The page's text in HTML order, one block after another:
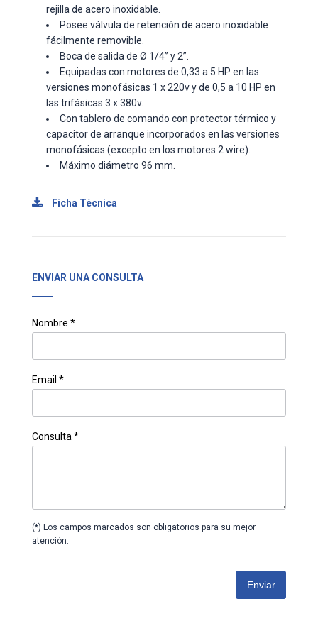
rejilla de acero inoxidable.
Posee válvula de retención de acero inoxidable
fácilmente removible.
Boca de salida de Ø 1/4” y 2”.
Equipadas con motores de 0,33 a 5 HP en las
versiones monofásicas 1 x 220v y de 0,5 a 10 HP en
las trifásicas 3 x 380v.
Con tablero de comando con protector térmico y
capacitor de arranque incorporados en las versiones
monofásicas (excepto en los motores 2 wire).
Máximo diámetro 96 mm.
Ficha Técnica
ENVIAR UNA CONSULTA
Nombre *
Email *
Consulta *
(*) Los campos marcados son obligatorios para su mejor
atención.
Enviar